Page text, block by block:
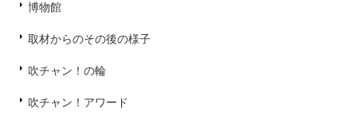
博物館
取材からのその後の様子
吹チャン！の輪
吹チャン！アワード